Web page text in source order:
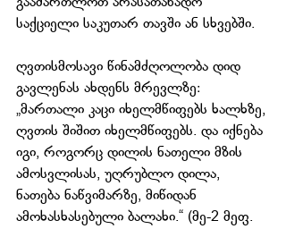
საქციელი საკუთარ თავში ან სხვებში.
ღვთისმოსავი წინამძღოლობა დიდ
გავლენას ახდენს მრევლზე:
„მართალი კაცი იხელმწიფებს ხალხზე,
ღვთის შიშით იხელმწიფებს. და იქნება
იგი, როგორც დილის ნათელი მზის
ამოსვლისას, უღრუბლო დილა,
ნათება ნაწვიმარზე, მიწიდან
ამოხასხასებული ბალახი.“ (მე-2 მეფ.